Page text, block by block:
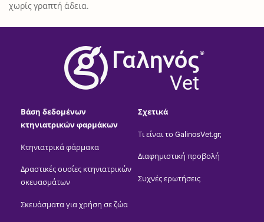
χωρίς γραπτή άδεια.
®
Vet
Βάση δεδομένων
κτηνιατρικών φαρμάκων
Κτηνιατρικά φάρμακα
Δραστικές ουσίες κτηνιατρικών
σκευασμάτων
Σκευάσματα για χρήση σε ζώα
Σχετικά
Τι είναι το GalinosVet.gr;
Διαφημιστική προβολή
Συχνές ερωτήσεις